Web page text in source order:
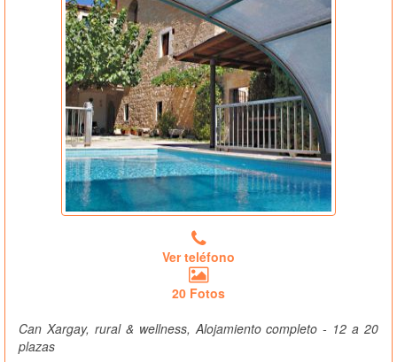
Ver teléfono
20 Fotos
Can Xargay, rural & wellness, Alojamiento completo - 12 a 20
plazas